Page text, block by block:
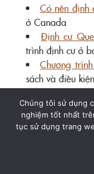
Có nên định
ở Canada
Định cư
trình định cư ở
Chương
sách và điều kiện
So sánh
2024
Chi phí đầu
Chi phí
nhật mới nhất
Quy đổi
Chúng tôi sử dụng
nghiệm tốt nhất
tục sử dụng trang